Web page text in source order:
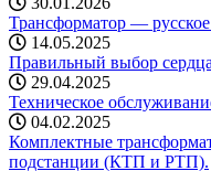
Трансформатор — русское
14.05.2025
Правильный выбор
29.04.2025
Техническое
04.02.2025
Комплектные
подстанции (КТП и РТП).